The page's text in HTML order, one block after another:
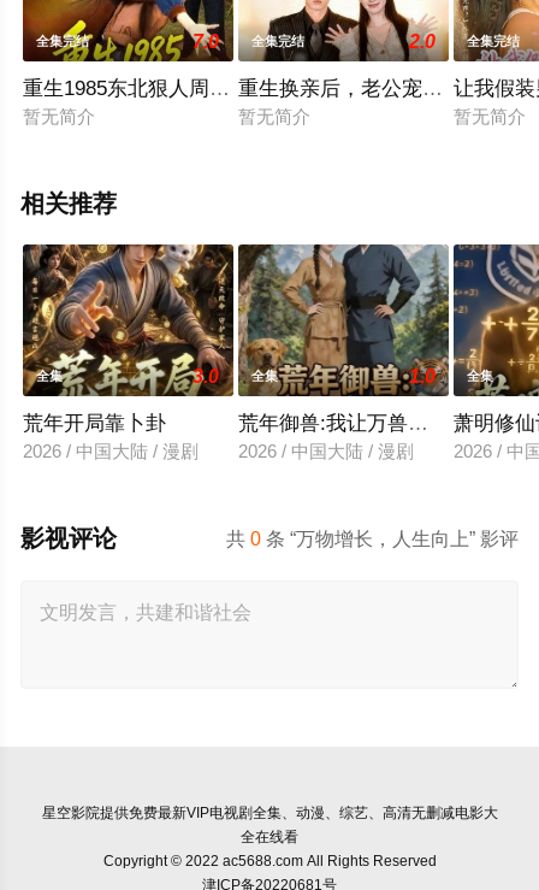
全集完结 7.0
重生1985东北狠人周东北
暂无简介
全集完结 2.0
重生换亲后，老公宠我入骨
暂无简介
全集完结
让我假
暂无简介
相关推荐
全集 3.0
荒年开局靠卜卦
2026 / 中国大陆 / 漫剧
全集 1.0
荒年御兽:我让万兽为我囤粮第三
2026 / 中国大陆 / 漫剧
全集
萧明修
2026 / 中
共0 条 “万物增长，人生向上” 影评
影视评论
星空影院提供免费最新VIP电视剧全集、动漫、综艺、高清无删减电影大
全在线看
Copyright © 2022 ac5688.com All Rights Reserved
津ICP备20220681号